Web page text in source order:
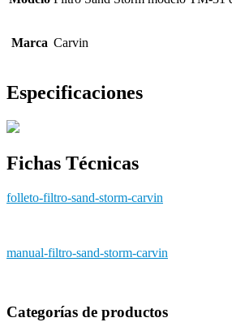
Marca Carvin
Especificaciones
Fichas Técnicas
folleto-filtro-sand-storm-carvin
manual-filtro-sand-storm-carvin
Categorías de productos